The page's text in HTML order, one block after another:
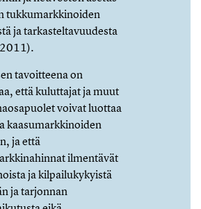
tukkumarkkinoiden
ja tarkasteltavuudesta
tavoitteena on
että kuluttajat ja muut
voivat luottaa
kaasumarkkinoiden
ja että
ilmentävät
ja kilpailukykyistä
ja tarjonnan